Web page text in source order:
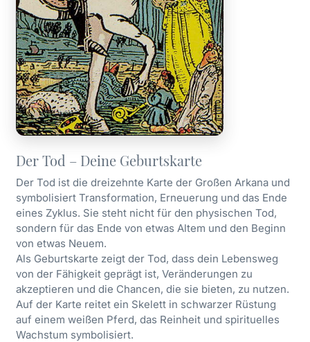
Der Tod – Deine Geburtskarte
Der Tod ist die dreizehnte Karte der Großen Arkana und
symbolisiert Transformation, Erneuerung und das Ende
eines Zyklus. Sie steht nicht für den physischen Tod,
sondern für das Ende von etwas Altem und den Beginn
von etwas Neuem.
Als Geburtskarte zeigt der Tod, dass dein Lebensweg
von der Fähigkeit geprägt ist, Veränderungen zu
akzeptieren und die Chancen, die sie bieten, zu nutzen.
Auf der Karte reitet ein Skelett in schwarzer Rüstung
auf einem weißen Pferd, das Reinheit und spirituelles
Wachstum symbolisiert.